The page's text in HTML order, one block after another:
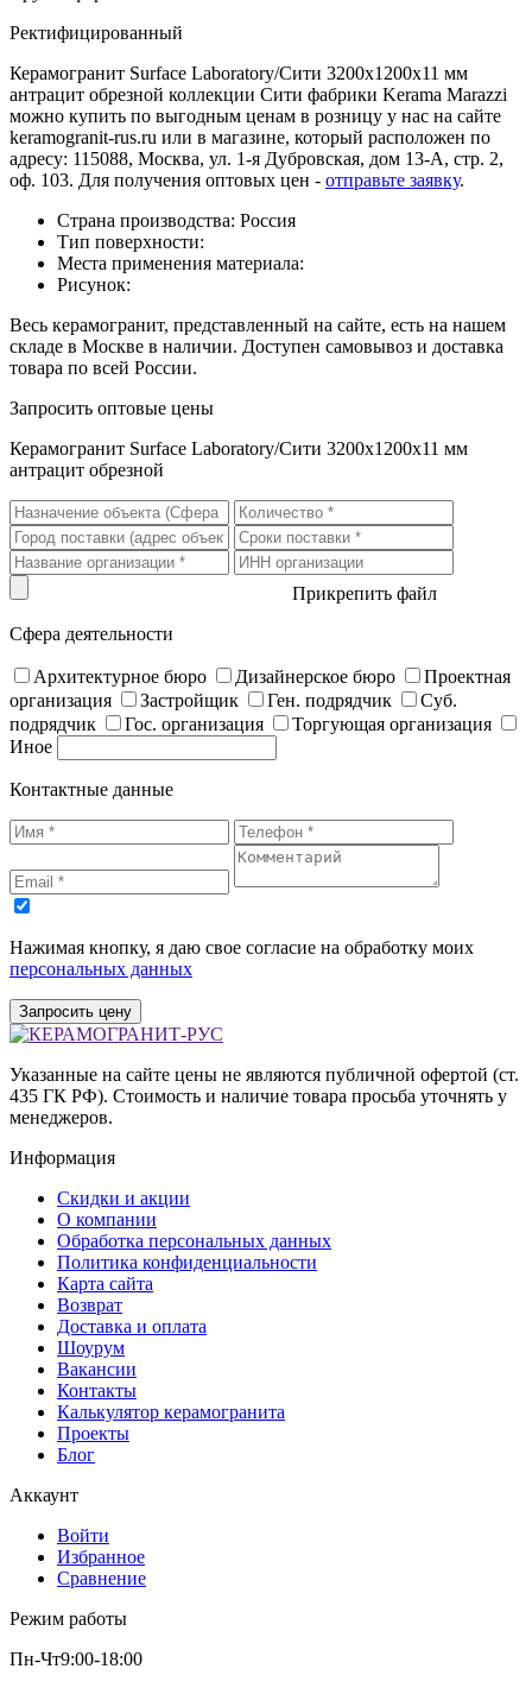
Ректифицированный
Керамогранит Surface Laboratory/Сити 3200х1200х11 мм
антрацит обрезной коллекции Сити фабрики Kerama Marazzi
можно купить по выгодным ценам в розницу у нас на сайте
keramogranit-rus.ru или в магазине, который расположен по
адресу: 115088, Москва, ул. 1-я Дубровская, дом 13-А, стр. 2,
оф. 103. Для получения оптовых цен - отправьте заявку.
Страна производства: Россия
Тип поверхности:
Места применения материала:
Рисунок:
Весь керамогранит, представленный на сайте, есть на нашем
складе в Москве в наличии. Доступен самовывоз и доставка
товара по всей России.
Запросить оптовые цены
Керамогранит Surface Laboratory/Сити 3200х1200х11 мм
антрацит обрезной
Прикрепить файл
Сфера деятельности
Архитектурное бюро Дизайнерское бюро
Проектная
организация
Застройщик Ген. подрядчик
Суб.
подрядчик
Гос. организация
Торгующая организация
Иное
Контактные данные
Нажимая кнопку, я даю свое согласие на обработку моих
персональных данных
Запросить цену
Указанные на сайте цены не являются публичной офертой (ст.
435 ГК РФ). Стоимость и наличие товара просьба уточнять у
менеджеров.
Информация
Скидки и акции
О компании
Обработка персональных данных
Политика конфиденциальности
Карта сайта
Возврат
Доставка и оплата
Шоурум
Вакансии
Контакты
Калькулятор керамогранита
Проекты
Блог
Аккаунт
Войти
Избранное
Сравнение
Режим работы
Пн-Чт9:00-18:00